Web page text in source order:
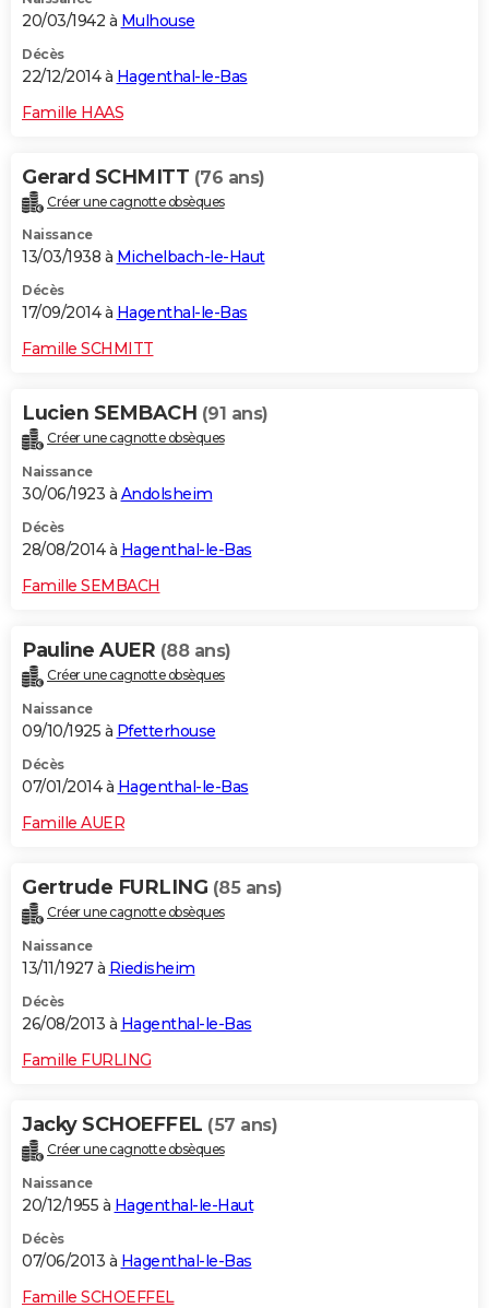
20/03/1942 à Mulhouse
Décès
22/12/2014 à Hagenthal-le-Bas
Famille HAAS
Gerard SCHMITT (76 ans)
Créer une cagnotte obsèques
Naissance
13/03/1938 à Michelbach-le-Haut
Décès
17/09/2014 à Hagenthal-le-Bas
Famille SCHMITT
Lucien SEMBACH (91 ans)
Créer une cagnotte obsèques
Naissance
30/06/1923 à Andolsheim
Décès
28/08/2014 à Hagenthal-le-Bas
Famille SEMBACH
Pauline AUER (88 ans)
Créer une cagnotte obsèques
Naissance
09/10/1925 à Pfetterhouse
Décès
07/01/2014 à Hagenthal-le-Bas
Famille AUER
Gertrude FURLING (85 ans)
Créer une cagnotte obsèques
Naissance
13/11/1927 à Riedisheim
Décès
26/08/2013 à Hagenthal-le-Bas
Famille FURLING
Jacky SCHOEFFEL (57 ans)
Créer une cagnotte obsèques
Naissance
20/12/1955 à Hagenthal-le-Haut
Décès
07/06/2013 à Hagenthal-le-Bas
Famille SCHOEFFEL